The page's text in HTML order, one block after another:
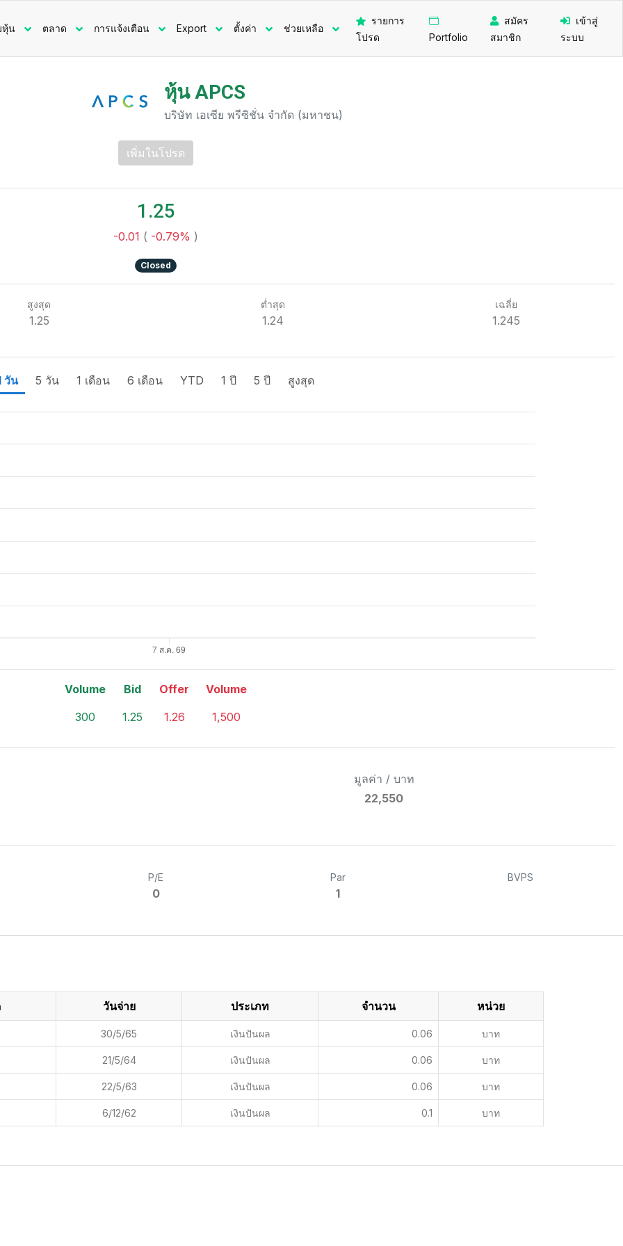
หุ้น ตลาด การแจ้งเตือน Export ตั้งค่า ช่วยเหลือ
รายการ
โปรด
Portfolio
สมัคร
สมาชิก
เข้าสู่
ระบบ
หุ้น APCS
บริษัท เอเซีย พรีซิชั่น จำกัด (มหาชน)
เพิ่มในโปรด
1.25
-0.01 ( -0.79% )
Closed
สูงสุด
1.25
ต่ำสุด
1.24
เฉลี่ย
1.245
วัน 5 วัน 1 เดือน 6 เดือน YTD 1 ปี 5 ปี สูงสุด
Volume
300
Bid
1.25
Offer
1.26
Volume
1,500
มูลค่า / บาท
22,550
P/E
0
Par
1
BVPS
วันจ่าย ประเภท จำนวน หน่วย
30/5/65 เงินปันผล 0.06 บาท
21/5/64 เงินปันผล 0.06 บาท
22/5/63 เงินปันผล 0.06 บาท
6/12/62 เงินปันผล 0.1 บาท